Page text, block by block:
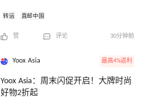
转运 直邮中国
赞 评论 30分钟前
Yoox Asia 最高4%返利
Yoox Asia：周末闪促开启！大牌时尚
好物2折起